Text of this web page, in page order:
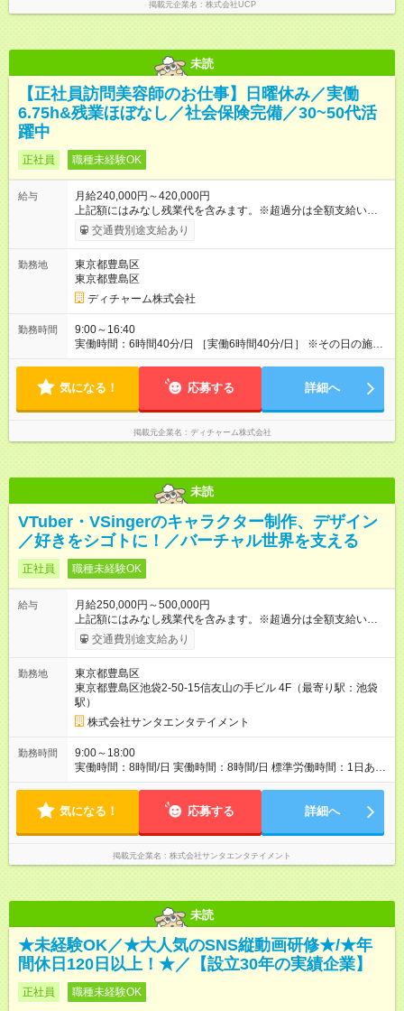
掲載元企業名 株式会社UCP
未読
【正社員訪問美容師のお仕事】日曜休み／実働
6.75h&残業ほぼなし／社会保険完備／30~50代活
躍中
正社員 職種未経験OK
給与
月給240,000円～420,000円
上記額にはみなし残業代を含みます。※超過分は全額支給いたし
ます。 みなし残業代 56,772円／月 みなし残業時間 41.5時間／
月 【みなし残業について】 みなし残業には帰宅時間と帰宅後の
働がなくても固定の手当としてお支払いしています。 施設での
稼働が長引いた場合、その分の残業代をお支払いいたします。
【モデル年収】 入社2年目/チーフスタイリスト/40代：29万円
（週5日勤務、担当業務手当含む） 入社4年目/チームリーダ
ー/50代：35万円（週5日勤務、自家用車手当、担当業務手当含
む） 入社12年目/エリアマネージャー/40代：55万円（週6日勤
昇給あり 【各種手当】 土曜手当：1，000円、祝日手当：2，
000円 自家用車手当：25，000～35，000円（居住地域によ
る）、遠距離手当：移動距離・移動方法に応じて支給 各種担当
業務手当：担当業務・エリアに応じて支給 その他手当（通信手
当、アサイン協力手当、教育担当手当など） 【試用期間】試用
期間あり 試用期間の長さ：3ヶ月 雇用形態、給与は本採用時と
交通費別途支給あり
勤務地
東京都豊島区
東京都豊島区
ディチャーム株式会社
勤務時間
9:00～16:40
実働時間：6時間40分/日 ［実働6時間40分/日］ ※その日の施術
が早く終わった場合早めに帰宅できます。早めに帰宅の場合も
10時間程度、介護施設への訪問となるので遅くとも18時頃には
気になる！ 応募する 詳細へ
掲載元企業名 ディチャーム株式会社
未読
VTuber・VSingerのキャラクター制作、デザイン
／好きをシゴトに！／バーチャル世界を支える
正社員 職種未経験OK
給与
月給250,000円～500,000円
上記額にはみなし残業代を含みます。※超過分は全額支給いたし
ます。 みなし残業代 14,500円／月 みなし残業時間 5時間／月 ※
試用期間は3ヶ月で、その間の雇用形態は契約社員です。そのほ
センティブ制度を設けております。 【試用期間】試用期間あり
試用期間の長さ：3ヶ月 ※ 雇用形態と給与に、本採用時と異なる
部分があります。 雇用形態：中途採用（契約社員） 給与：本採
用時と同じです。
交通費別途支給あり
勤務地
東京都豊島区
東京都豊島区池袋2-50-15信友山の手ビル 4F（最寄り駅：池袋
駅）
株式会社サンタエンタテイメント
勤務時間
9:00～18:00
実働時間：8時間/日 実働時間：8時間/日 標準労働時間：1日あた
り8時間 ／ 1か月あたり160時間 ※配属先によって変動有
気になる！ 応募する 詳細へ
掲載元企業名 株式会社サンタエンタテイメント
未読
★未経験OK／★大人気のSNS縦動画研修★/★年
間休日120日以上！★／【設立30年の実績企業】
正社員 職種未経験OK